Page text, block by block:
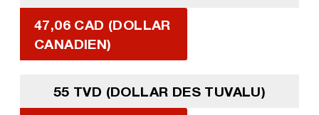
47,06 CAD (DOLLAR
CANADIEN)
55 TVD (DOLLAR DES TUVALU)